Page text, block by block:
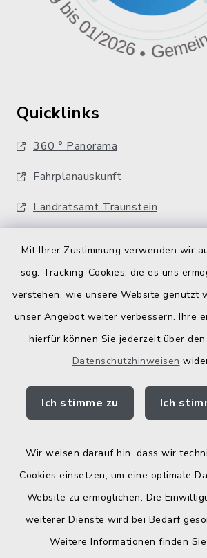
Mit Ihrer Zustimmung verwenden wir
sog. Tracking-Cookies, die es uns
verstehen, wie unsere Website genutzt
unser Angebot weiter verbessern. Ihre
hierfür können Sie jederzeit über
Datenschutzhinweisen
Ich stimme zu Ich
Wir weisen darauf hin, dass wir
Cookies einsetzen, um eine optimale
Website zu ermöglichen. Die
weiterer Dienste wird bei Bedarf
Weitere Informationen finden
Quicklinks
360 ° Panorama
Fahrplanauskunft
Landratsamt Traunstein
Bodenrichtwerte
Kontakt
Barrierefreiheit
Elektronische
Impressum
Sitemap